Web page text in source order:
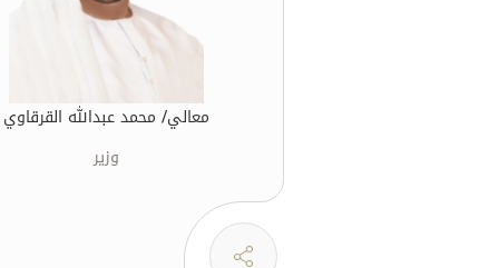
معالي/ محمد عبدالله القرقاوي
وزير